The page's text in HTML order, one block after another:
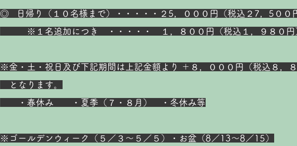
◎ 日帰り（１０名様まで）・・・・・２5，０００円（税込２7，5００
※１名追加につき ・・・・・ １，８００円（税込１，９８０円
※金・土・祝日及び下記期間は上記金額より ＋８，０００円（税込８，８
となります。
・春休み ・夏季（７・８月） ・冬休み等
※ゴールデンウィーク（５／３～５／５）・お盆（8／13～8／15）